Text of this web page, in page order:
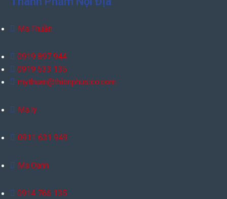
Ms.Thuần
0919 897 944
0919 533 135
mythuan@thienphusico.com
Ms.ly
0911 631 949
Ms.Oanh
0914 766 135